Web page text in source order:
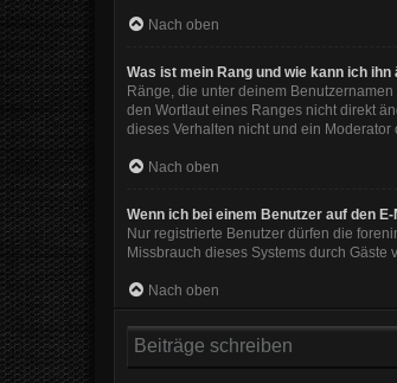
Nach oben
Was ist mein Rang und wie kann ich ihn
Ränge, die unter deinem
den Wortlaut eines Ranges nicht direkt
dieses Verhalten nicht und ein
Nach oben
Wenn ich bei einem Benutzer auf den
Nur registrierte Benutzer dürfen die
Missbrauch dieses Systems durch Gäste
Nach oben
Beiträge schreiben